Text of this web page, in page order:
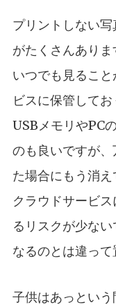
プリントしない
がたくさんありま
いつでも見るこ
ビスに保管してお
USBメモリやPC
のも良いですが
た場合にもう消え
クラウドサービ
るリスクが少な
なるのとは違って
子供はあっとい